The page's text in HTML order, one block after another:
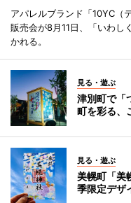
アパレルブランド「10YC（
販売会が8月11日、「いわし
かれる。
見る・遊ぶ
津別町で「
町を彩る、
見る・遊ぶ
美幌町「美
季限定デザ